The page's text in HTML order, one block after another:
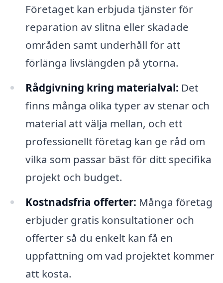
Företaget kan erbjuda tjänster för
reparation av slitna eller skadade
områden samt underhåll för att
förlänga livslängden på ytorna.
Rådgivning kring materialval: Det
finns många olika typer av stenar och
material att välja mellan, och ett
professionellt företag kan ge råd om
vilka som passar bäst för ditt specifika
projekt och budget.
Kostnadsfria offerter: Många företag
erbjuder gratis konsultationer och
offerter så du enkelt kan få en
uppfattning om vad projektet kommer
att kosta.